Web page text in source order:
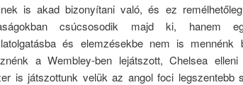
is akad bizonyítani való, és ez
csúcsosodik majd ki, hanem
és elemzésekbe nem is mennénk
a Wembley-ben lejátszott, Chelsea
is játszottunk velük az angol foci legszentebb